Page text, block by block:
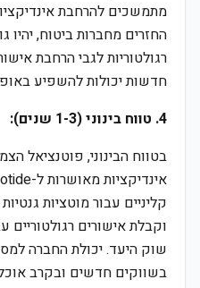
מתמשכים להרחבת
החזרים מחברות ביטוח,
רגולטוריות לגבי הרחבת
חדשות יכולות להשפיע
4. טווח בינוני (1-3 שנים):
בטווח הבינוני, פוטנציאל
וקבלת אישורים רגולטוריים
שוק היעד. יכולת החברה
בשווקים חדשים ובקרב